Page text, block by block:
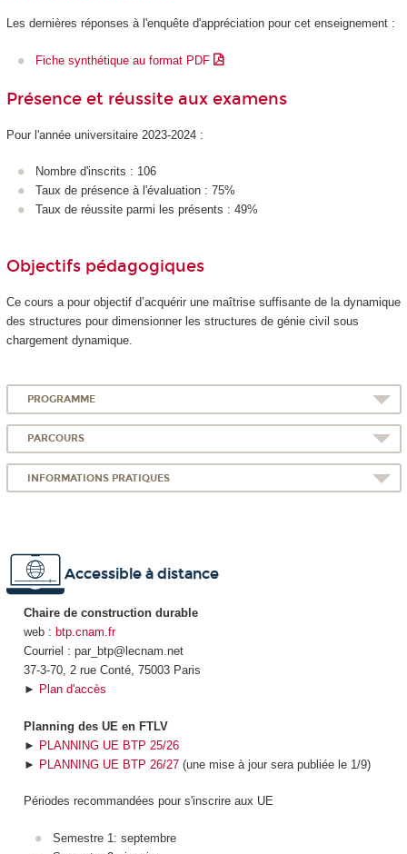
Les dernières réponses à l'enquête d'appréciation pour cet enseignement :
Fiche synthétique au format PDF
Présence et réussite aux examens
Pour l'année universitaire 2023-2024 :
Nombre d'inscrits : 106
Taux de présence à l'évaluation : 75%
Taux de réussite parmi les présents : 49%
Objectifs pédagogiques
Ce cours a pour objectif d’acquérir une maîtrise suffisante de la dynamique
des structures pour dimensionner les structures de génie civil sous
chargement dynamique.
PROGRAMME
PARCOURS
INFORMATIONS PRATIQUES
Accessible à distance
Chaire de construction durable
web : btp.cnam.fr
Courriel : par_btp@lecnam.net
37-3-70, 2 rue Conté, 75003 Paris
► Plan d'accès
Planning des UE en FTLV
► PLANNING UE BTP 25/26
► PLANNING UE BTP 26/27(une mise à jour sera publiée le 1/9)
Périodes recommandées pour s'inscrire aux UE
Semestre 1: septembre